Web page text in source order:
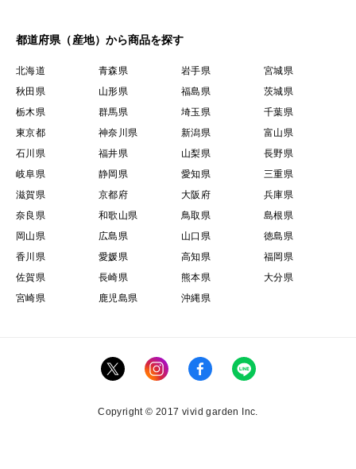
都道府県（産地）から商品を探す
北海道 青森県 岩手県
宮城県
秋田県
山形県 福島県
茨城県
栃木県
群馬県 埼玉県
千葉県
東京都
神奈川県 新潟県
富山県
石川県
福井県 山梨県
長野県
岐阜県
静岡県 愛知県
三重県
滋賀県
京都府 大阪府
兵庫県
奈良県
和歌山県 鳥取県
島根県
岡山県
広島県 山口県
徳島県
香川県
愛媛県 高知県
福岡県
佐賀県
長崎県 熊本県
大分県
宮崎県
鹿児島県 沖縄県
Copyright © 2017 vivid garden Inc.